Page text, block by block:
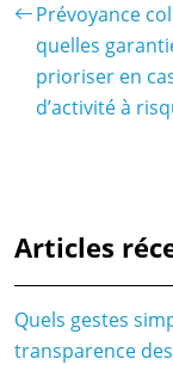
Prévoyance
quelles
prioriser en
d’activité à
Articles
Quels gestes
transparence